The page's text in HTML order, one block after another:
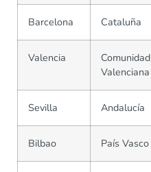
Barcelona Cataluña
Valencia
Comunidad
Valenciana
Sevilla Andalucía
Bilbao País Vasco